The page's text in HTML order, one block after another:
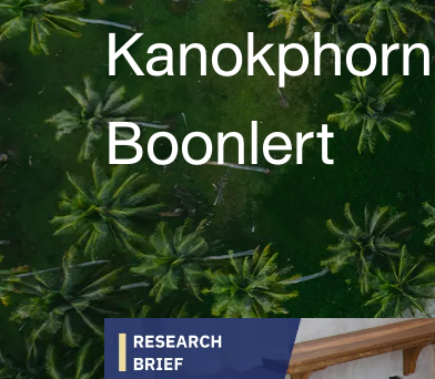
Kanokphorn
Boonlert